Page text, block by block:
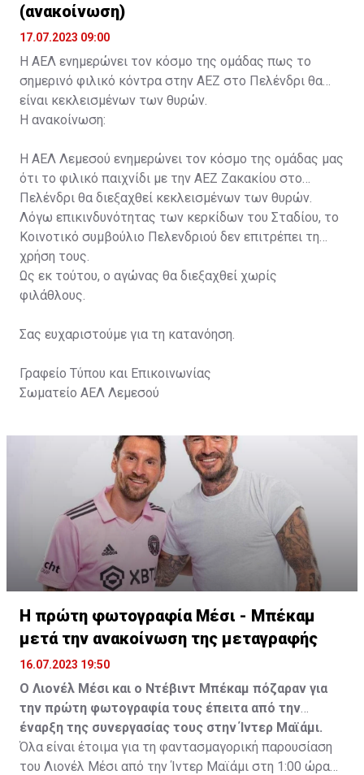
(ανακοίνωση)
17.07.2023 09:00
Η ΑΕΛ ενημερώνει τον κόσμο της ομάδας πως το
σημερινό φιλικό κόντρα στην ΑΕΖ στο Πελένδρι θα
είναι κεκλεισμένων των θυρών.
Η ανακοίνωση:
Η ΑΕΛ Λεμεσού ενημερώνει τον κόσμο της ομάδας μας
ότι το φιλικό παιχνίδι με την ΑΕΖ Ζακακίου στο
Πελένδρι θα διεξαχθεί κεκλεισμένων των θυρών.
Λόγω επικινδυνότητας των κερκίδων του Σταδίου, το
Κοινοτικό συμβούλιο Πελενδριού δεν επιτρέπει τη
χρήση τους.
Ως εκ τούτου, ο αγώνας θα διεξαχθεί χωρίς
φιλάθλους.
Σας ευχαριστούμε για τη κατανόηση.
Γραφείο Τύπου και Επικοινωνίας
Σωματείο ΑΕΛ Λεμεσού
Η πρώτη φωτογραφία Μέσι - Μπέκαμ
μετά την ανακοίνωση της μεταγραφής
16.07.2023 19:50
Ο Λιονέλ Μέσι και ο Ντέβιντ Μπέκαμ πόζαραν για
την πρώτη φωτογραφία τους έπειτα από την
έναρξη της συνεργασίας τους στην Ίντερ Μαϊάμι.
Όλα είναι έτοιμα για τη φαντασμαγορική παρουσίαση
του Λιονέλ Μέσι από την Ίντερ Μαϊάμι στη 1:00 ώρα